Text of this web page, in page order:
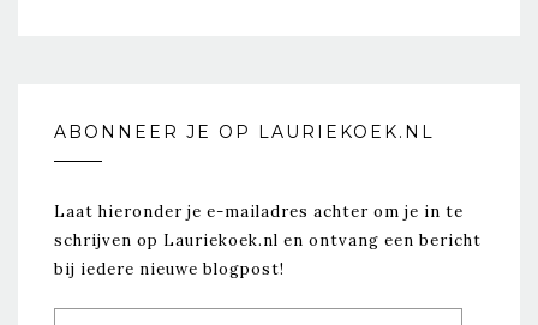
ABONNEER JE OP LAURIEKOEK.NL
Laat hieronder je e-mailadres achter om je in te
schrijven op Lauriekoek.nl en ontvang een bericht
bij iedere nieuwe blogpost!